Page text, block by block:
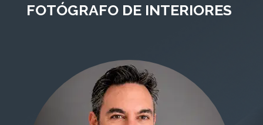
FOTÓGRAFO DE INTERIORES